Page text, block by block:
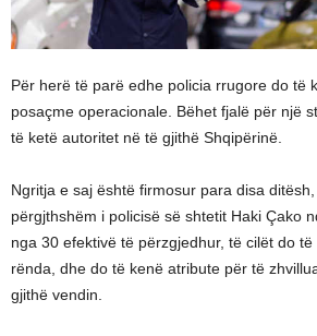
Për herë të parë edhe policia rrugore do të
posaçme operacionale. Bëhet fjalë për një
të ketë autoritet në të gjithë Shqipërinë.
Ngritja e saj është firmosur para disa
përgjthshëm i policisë së shtetit Haki Çako
nga 30 efektivë të përzgjedhur, të cilët do
rënda, dhe do të kenë atribute për të
gjithë vendin.